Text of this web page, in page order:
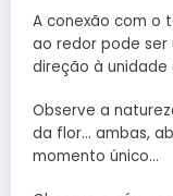
A conexão com o
ao redor pode ser
direção à unidade
Observe a
da flor… ambas,
momento único…